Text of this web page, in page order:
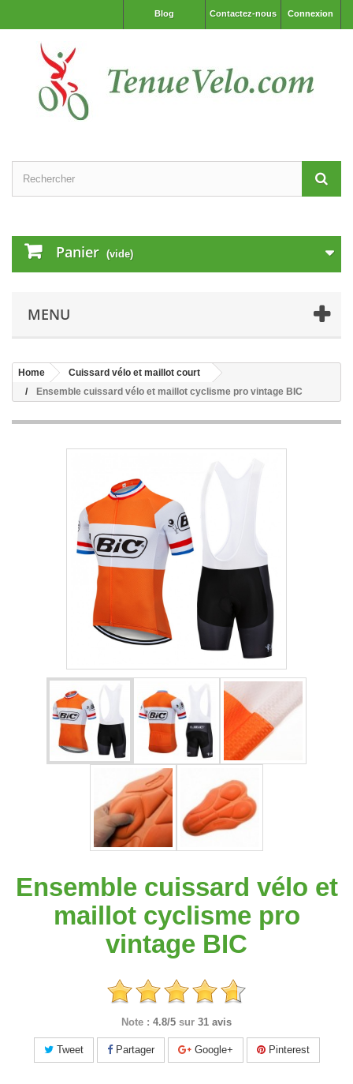
Connexion
Contactez-nous
Blog
Panier (vide)
MENU
Home
Cuissard vélo et maillot court
Ensemble cuissard vélo et maillot cyclisme pro vintage BIC
Ensemble cuissard vélo et
maillot cyclisme pro
vintage BIC
Note : 4.8/5 sur 31 avis
Tweet Partager Google+ Pinterest